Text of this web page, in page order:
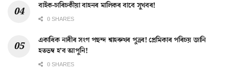
বাইক-চাৰিচকীয়া বাহনৰ মালিকৰ বাবে সুখবৰ!
0 SHARES
একাধিক নাৰীৰ সংগ পছন্দ শ্বাহৰুখৰ পুত্ৰৰ! প্ৰেমিকাৰ পৰিচয় জানি
হতভম্ব হ’ব আপুনি!
0 SHARES